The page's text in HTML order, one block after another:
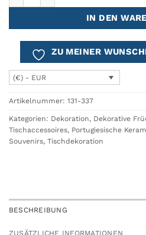
IN DEN
ZU MEINER
(€) - EUR
Artikelnummer: 131-337
Kategorien: Dekoration, Dekorative
Tischaccessoires, Portugiesische
Souvenirs, Tischdekoration
BESCHREIBUNG
ZUSÄTZLICHE INFORMATIONEN